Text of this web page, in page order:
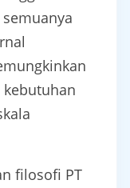
filosofi PT